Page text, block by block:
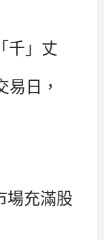
千」丈
易日，
場充滿股